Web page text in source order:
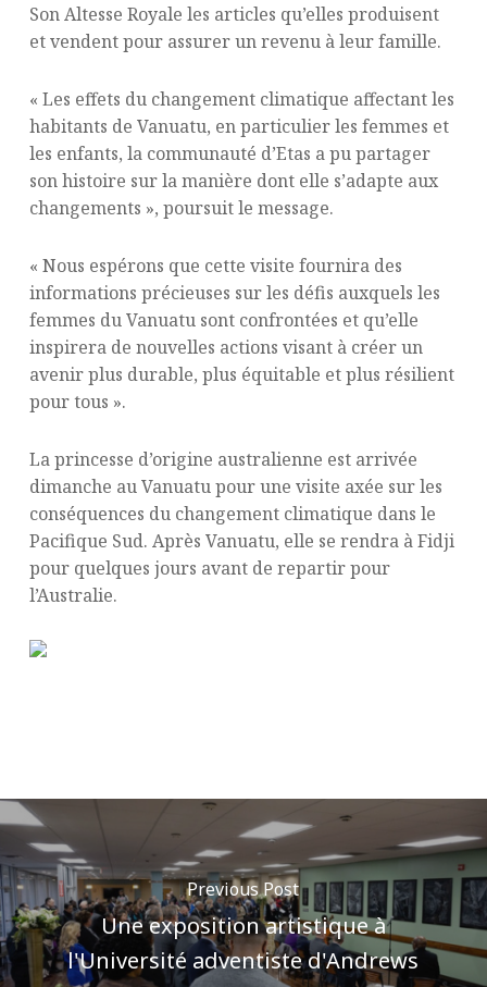
Son Altesse Royale les articles qu’elles produisent
et vendent pour assurer un revenu à leur famille.
« Les effets du changement climatique affectant les
habitants de Vanuatu, en particulier les femmes et
les enfants, la communauté d’Etas a pu partager
son histoire sur la manière dont elle s’adapte aux
changements », poursuit le message.
« Nous espérons que cette visite fournira des
informations précieuses sur les défis auxquels les
femmes du Vanuatu sont confrontées et qu’elle
inspirera de nouvelles actions visant à créer un
avenir plus durable, plus équitable et plus résilient
pour tous ».
La princesse d’origine australienne est arrivée
dimanche au Vanuatu pour une visite axée sur les
conséquences du changement climatique dans le
Pacifique Sud. Après Vanuatu, elle se rendra à Fidji
pour quelques jours avant de repartir pour
l’Australie.
Previous Post
Une exposition artistique à
l'Université adventiste d'Andrews